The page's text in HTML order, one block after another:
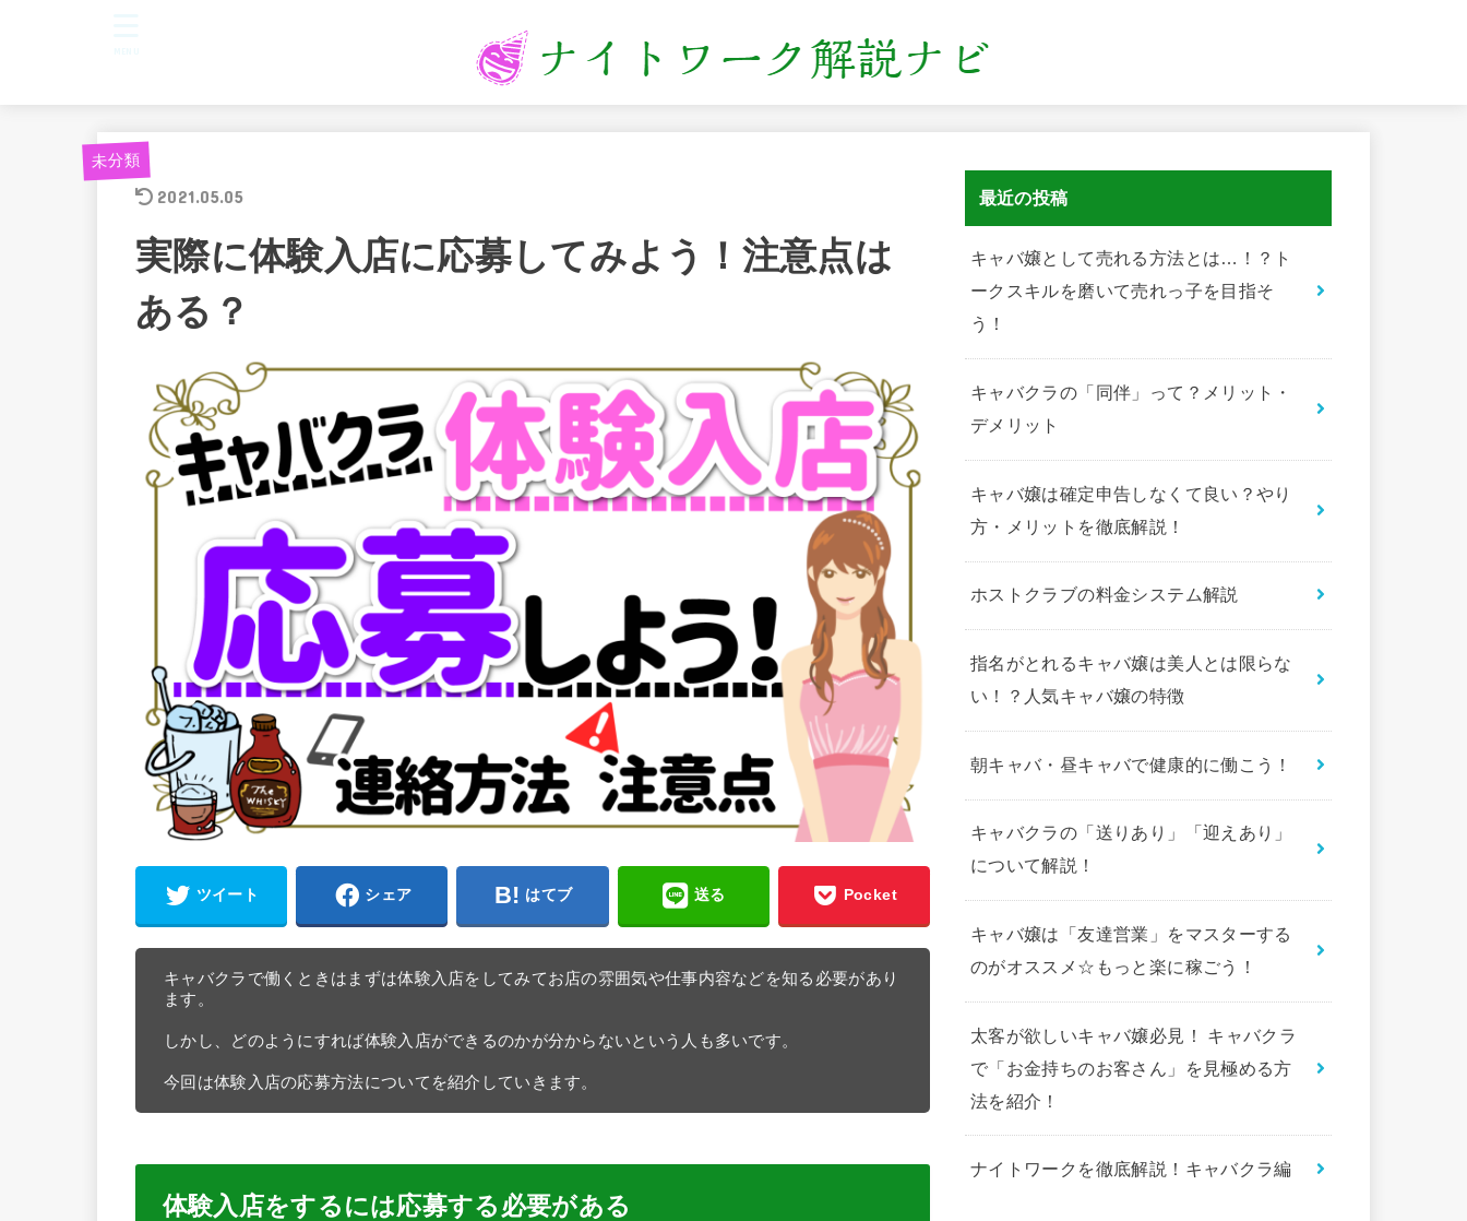
未分類
2021.05.05
実際に体験入店に応募してみよう！注意点は
ある？
ツイート シェア はてブ 送る Pocket
キャバクラで働くときはまずは体験入店をしてみてお店の雰囲気や仕事内容などを知る必要があり
ます。
しかし、どのようにすれば体験入店ができるのかが分からないという人も多いです。
今回は体験入店の応募方法についてを紹介していきます。
体験入店をするには応募する必要がある
最近の投稿
キャバ嬢として売れる方法とは…！？ト
ークスキルを磨いて売れっ子を目指そ
う！
キャバクラの「同伴」って？メリット・
デメリット
キャバ嬢は確定申告しなくて良い？やり
方・メリットを徹底解説！
ホストクラブの料金システム解説
指名がとれるキャバ嬢は美人とは限らな
い！？人気キャバ嬢の特徴
朝キャバ・昼キャバで健康的に働こう！
キャバクラの「送りあり」「迎えあり」
について解説！
キャバ嬢は「友達営業」をマスターする
のがオススメ☆もっと楽に稼ごう！
太客が欲しいキャバ嬢必見！ キャバクラ
で「お金持ちのお客さん」を見極める方
法を紹介！
ナイトワークを徹底解説！キャバクラ編